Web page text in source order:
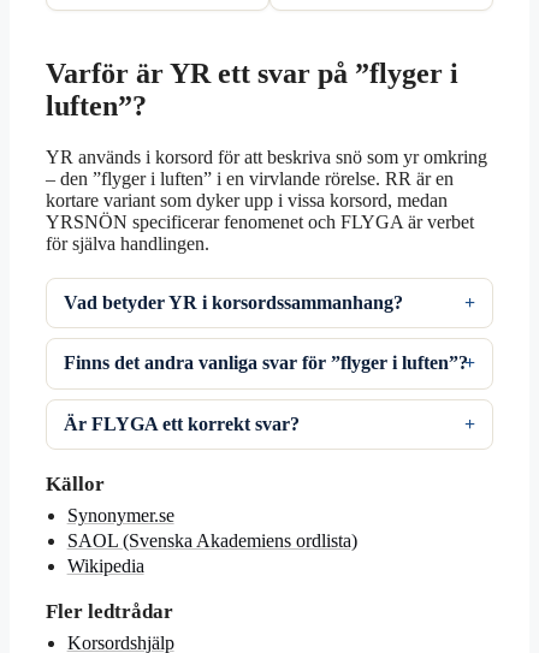
Varför är YR ett svar på ”flyger i
luften”?
YR används i korsord för att beskriva snö som yr omkring
– den ”flyger i luften” i en virvlande rörelse. RR är en
kortare variant som dyker upp i vissa korsord, medan
YRSNÖN specificerar fenomenet och FLYGA är verbet
för själva handlingen.
Vad betyder YR i korsordssammanhang?
Finns det andra vanliga svar för ”flyger i luften”?
Är FLYGA ett korrekt svar?
Källor
Synonymer.se
SAOL (Svenska Akademiens ordlista)
Wikipedia
Fler ledtrådar
Korsordshjälp